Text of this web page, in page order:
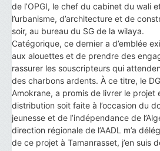
de l’OPGI, le chef du cabinet du wali
l’urbanisme, d’architecture et de
soir, au bureau du SG de la wilaya.
Catégorique, ce dernier a d’emblée
aux alouettes et de prendre des
rassurer les souscripteurs qui
des charbons ardents. À ce titre, le DG
Amokrane, a promis de livrer le projet
distribution soit faite à l’occasion du
jeunesse et de l’indépendance de
direction régionale de l’AADL m’a
de ce projet à Tamanrasset, j’en suis